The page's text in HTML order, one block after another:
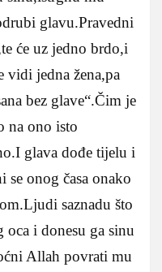
glavu.Pravedni
će uz jedno brdo,i
vidi jedna žena,pa
bez glave“.Čim je
na ono isto
glava dođe tijelu i
onog časa onako
saznadu što
i donesu ga sinu
Allah povrati mu